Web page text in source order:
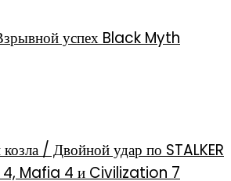
успех Black Myth
/ Двойной удар по STALKER
Mafia 4 и Civilization 7